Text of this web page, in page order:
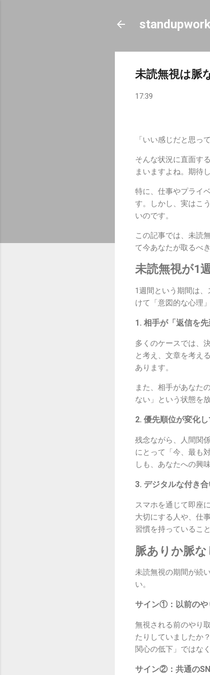
未読無視は脈
17:39
「いい感じだと思っ
そんな状況に直面す
まいますよね。期待
特に、仕事やプライ
す。しかし、実はこ
いのです。
この記事では、未読
て今あなたが取るべ
未読無視が1
1週間という期間は
けて「意図的な心理
1. 相手が「返信を
多くのケースでは、
と考え、文章を考え
あります。
また、相手があなた
ない」という状態を
2. 優先順位が変化
残念ながら、人間関
にとって「今、最も
しも、あなたへの興
3. デジタルな付き
スマホを通じて即座
大切にする人や、仕
習慣を持っているこ
脈ありか脈
未読無視の期間が続
い。
サイン①：以前のや
無視される前のやり
たりしていましたか
関心の低下」ではな
サイン②：共通の